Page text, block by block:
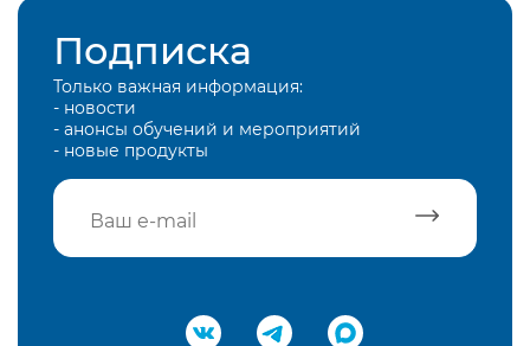
Подписка
Только важная информация:
- новости
- анонсы обучений и мероприятий
- новые продукты